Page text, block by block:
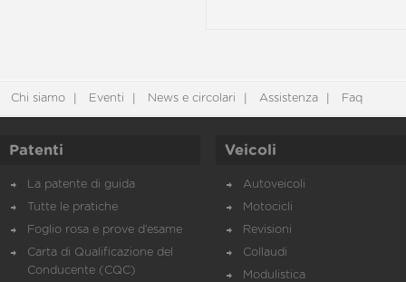
Chi siamo Eventi News e circolari Assistenza Faq
Patenti
La patente di guida
Tutte le pratiche
Foglio rosa e prove d’esame
Carta di Qualificazione del
Conducente (CQC)
Veicoli
Autoveicoli
Motocicli
Revisioni
Collaudi
Modulistica